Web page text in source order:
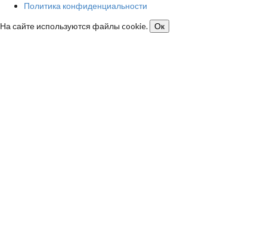
Политика конфиденциальности
На сайте используются файлы cookie.
Ок